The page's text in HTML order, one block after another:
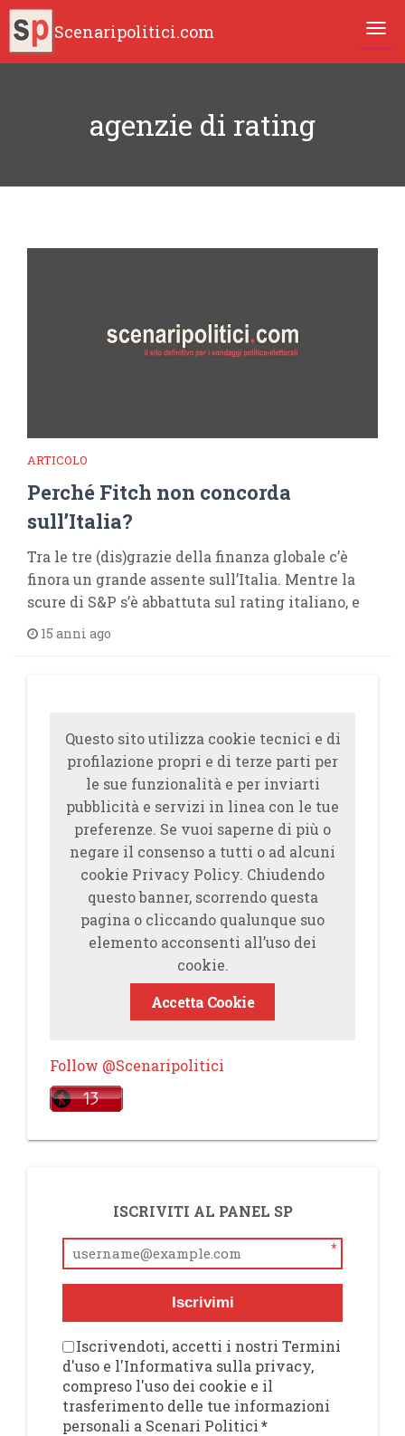
Scenaripolitici.com
agenzie di rating
ARTICOLO
Perché Fitch non concorda
sull’Italia?
Tra le tre (dis)grazie della finanza globale c’è
finora un grande assente sull’Italia. Mentre la
scure di S&P s’è abbattuta sul rating italiano, e
15 anni ago
Questo sito utilizza cookie tecnici e di
profilazione propri e di terze parti per
le sue funzionalità e per inviarti
pubblicità e servizi in linea con le tue
preferenze. Se vuoi saperne di più o
negare il consenso a tutti o ad alcuni
cookie Privacy Policy. Chiudendo
questo banner, scorrendo questa
pagina o cliccando qualunque suo
elemento acconsenti all’uso dei
cookie.
Accetta Cookie
Follow @Scenaripolitici
ISCRIVITI AL PANEL SP
*
Iscrivimi
Iscrivendoti, accetti i nostri Termini
d'uso e l'Informativa sulla privacy,
compreso l'uso dei cookie e il
trasferimento delle tue informazioni
personali a Scenari Politici*